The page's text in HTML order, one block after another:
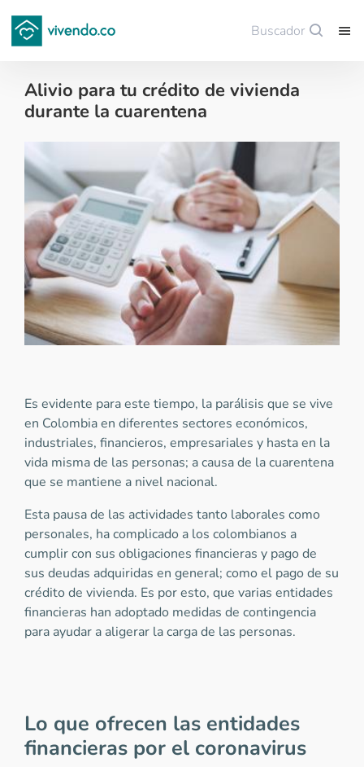
Buscador
Alivio para tu crédito de vivienda
durante la cuarentena
Financiación de vivienda - 2020-04-07
Es evidente para este tiempo, la parálisis que se vive
en Colombia en diferentes sectores económicos,
industriales, financieros, empresariales y hasta en la
vida misma de las personas; a causa de la cuarentena
que se mantiene a nivel nacional.
Esta pausa de las actividades tanto laborales como
personales, ha complicado a los colombianos a
cumplir con sus obligaciones financieras y pago de
sus deudas adquiridas en general; como el pago de su
crédito de vivienda. Es por esto, que varias entidades
financieras han adoptado medidas de contingencia
para ayudar a aligerar la carga de las personas.
Lo que ofrecen las entidades
financieras por el coronavirus
Guardar